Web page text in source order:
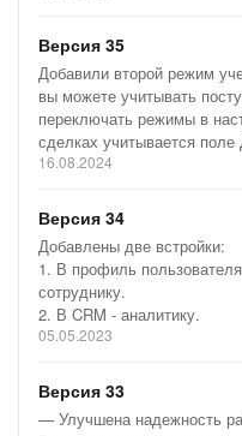
Версия 35
Добавили второй режим
вы можете учитывать
переключать режимы в
сделках учитывается
16.08.2024
Версия 34
Добавлены две встройки:
1. В профиль
сотруднику.
2. В CRM - аналитику.
05.05.2023
Версия 33
— Улучшена надежность